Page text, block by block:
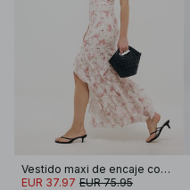
Vestido maxi de encaje con volantes
EUR 37.97 EUR 75.95